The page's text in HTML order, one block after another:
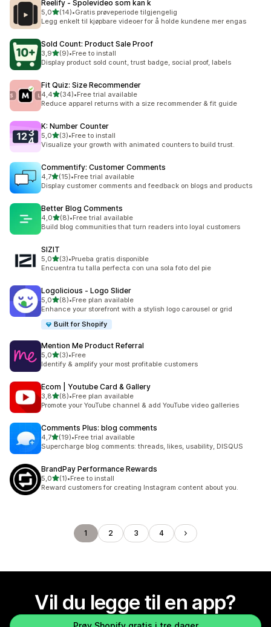
Reelify ‑ Spolevideo som kan k
5,0av 5 stjerner
(14)
Totalt 14 omtaler
•Gratis prøveperiode tilgjengelig
Legg enkelt til kjøpbare videoer for å holde kundene mer engas
Sold Count: Product Sale Proof
3,9av 5 stjerner
(9)
Totalt 9 omtaler
•Free to install
Display product sold count, trust badge, social proof, labels
Fit Quiz: Size Recommender
4,4av 5 stjerner
(34)
Totalt 34 omtaler
•Free trial available
Reduce apparel returns with a size recommender & fit guide
K: Number Counter
5,0av 5 stjerner
(3)
Totalt 3 omtaler
•Free to install
Visualize your growth with animated counters to build trust.
Commentify: Customer Comments
4,7av 5 stjerner
(15)
Totalt 15 omtaler
•Free trial available
Display customer comments and feedback on blogs and products
Better Blog Comments
4,0av 5 stjerner
(8)
Totalt 8 omtaler
•Free trial available
Build blog communities that turn readers into loyal customers
SIZIT
5,0av 5 stjerner
(3)
Totalt 3 omtaler
•Prueba gratis disponible
Encuentra tu talla perfecta con una sola foto del pie
Logolicious ‑ Logo Slider
5,0av 5 stjerner
(8)
Totalt 8 omtaler
•Free plan available
Enhance your storefront with a stylish logo carousel or grid
Built for Shopify
Mention Me Product Referral
5,0av 5 stjerner
(3)
Totalt 3 omtaler
•Free
Identify & amplify your most profitable customers
Ecom | Youtube Card & Gallery
3,8av 5 stjerner
(8)
Totalt 8 omtaler
•Free plan available
Promote your YouTube channel & add YouTube video galleries
Comments Plus: blog comments
4,7av 5 stjerner
(19)
Totalt 19 omtaler
•Free trial available
Supercharge blog comments: threads, likes, usability, DISQUS
BrandPay Performance Rewards
5,0av 5 stjerner
(1)
Totalt 1 omtaler
•Free to install
Reward customers for creating Instagram content about you.
1 2 3 4
Vil du legge til en app?